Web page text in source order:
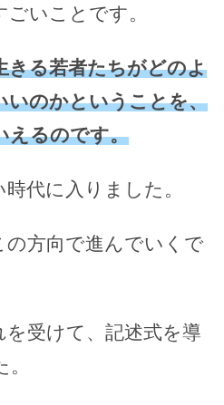
いことです。
きる若者たちがどのよ
いのかということを、
えるのです。
代に入りました。
の方向で進んでいくで
受けて、記述式を導